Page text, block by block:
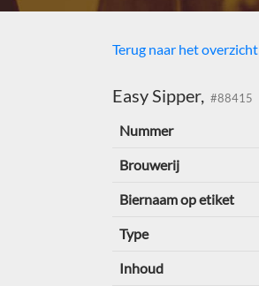
Terug naar het overzicht
Easy Sipper, #88415
Nummer
Brouwerij
Biernaam op etiket
Type
Inhoud